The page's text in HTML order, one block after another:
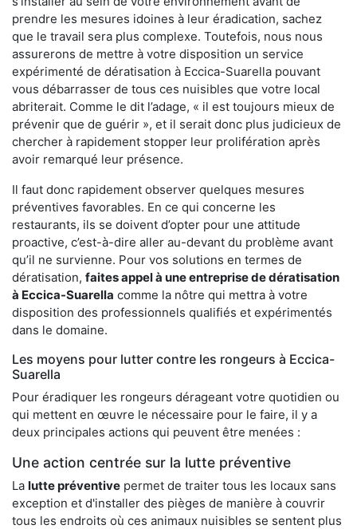
prendre les mesures idoines à leur éradication, sachez
que le travail sera plus complexe. Toutefois, nous nous
assurerons de mettre à votre disposition un service
expérimenté de dératisation à Eccica-Suarella pouvant
vous débarrasser de tous ces nuisibles que votre local
abriterait. Comme le dit l’adage, « il est toujours mieux de
prévenir que de guérir », et il serait donc plus judicieux de
chercher à rapidement stopper leur prolifération après
avoir remarqué leur présence.
Il faut donc rapidement observer quelques mesures
préventives favorables. En ce qui concerne les
restaurants, ils se doivent d’opter pour une attitude
proactive, c’est-à-dire aller au-devant du problème avant
qu’il ne survienne. Pour vos solutions en termes de
dératisation, faites appel à une entreprise de dératisation
à Eccica-Suarella comme la nôtre qui mettra à votre
disposition des professionnels qualifiés et expérimentés
dans le domaine.
Les moyens pour lutter contre les rongeurs à Eccica-
Suarella
Pour éradiquer les rongeurs dérageant votre quotidien ou
qui mettent en œuvre le nécessaire pour le faire, il y a
deux principales actions qui peuvent être menées :
Une action centrée sur la lutte préventive
La lutte préventive permet de traiter tous les locaux sans
exception et d'installer des pièges de manière à couvrir
tous les endroits où ces animaux nuisibles se sentent plus